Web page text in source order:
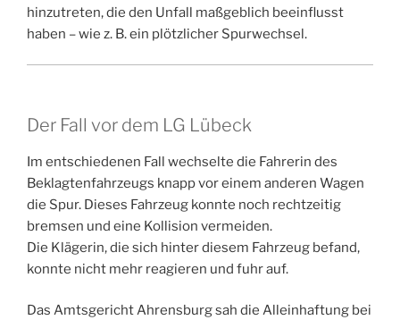
hinzutreten, die den Unfall maßgeblich beeinflusst
haben – wie z. B. ein plötzlicher Spurwechsel.
Der Fall vor dem LG Lübeck
Im entschiedenen Fall wechselte die Fahrerin des
Beklagtenfahrzeugs knapp vor einem anderen Wagen
die Spur. Dieses Fahrzeug konnte noch rechtzeitig
bremsen und eine Kollision vermeiden.
Die Klägerin, die sich hinter diesem Fahrzeug befand,
konnte nicht mehr reagieren und fuhr auf.
Das Amtsgericht Ahrensburg sah die Alleinhaftung bei